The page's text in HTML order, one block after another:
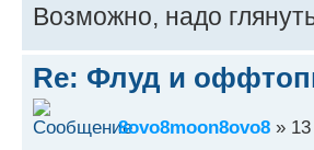
Возможно, надо
Re: Флуд и
8ovo8moon8ovo8 »